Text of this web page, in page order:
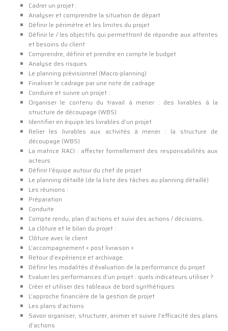
Cadrer un projet :
Analyser et comprendre la situation de départ
Définir le périmètre et les limites du projet
Définir le / les objectifs qui permettront de répondre aux attentes
et besoins du client
Comprendre, définir et prendre en compte le budget
Analyse des risques
Le planning prévisionnel (Macro-planning)
Finaliser le cadrage par une note de cadrage
Conduire et suivre un projet :
Organiser le contenu du travail à mener : des livrables à la
structure de découpage (WBS)
Identifier en équipe les livrables d’un projet
Relier les livrables aux activités à mener : la structure de
découpage (WBS)
La matrice RACI : affecter formellement des responsabilités aux
acteurs
Définir l’équipe autour du chef de projet
Le planning détaillé (de la liste des tâches au planning détaillé)
Les réunions :
Préparation
Conduite
Compte rendu, plan d’actions et suivi des actions / décisions.
La clôture et le bilan du projet :
Clôture avec le client
L’accompagnement « post livraison »
Retour d’expérience et archivage.
Définir les modalités d’évaluation de la performance du projet
Evaluer les performances d’un projet : quels indicateurs utiliser ?
Créer et utiliser des tableaux de bord synthétiques
L’approche financière de la gestion de projet
Les plans d’actions
Savoir organiser, structurer, animer et suivre l’efficacité des plans
d’actions